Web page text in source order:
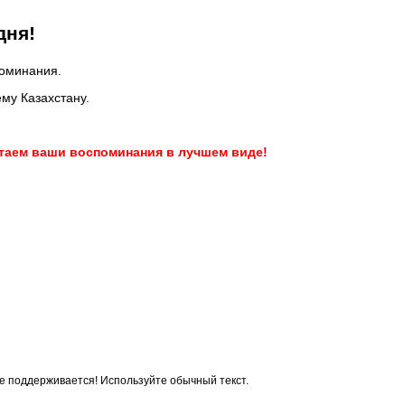
Казахстану.
ваши воспоминания в лучшем виде!
поддерживается! Используйте обычный текст.